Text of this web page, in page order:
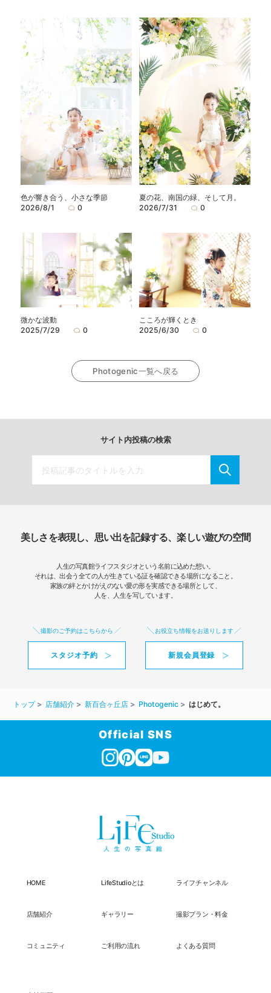
色が響き合う、小さな季節
2026/8/1
0
夏の花、南国の緑、そして月。
2026/7/31
0
微かな波動
2025/7/29
0
こころが輝くとき
2025/6/30
0
Photogenic一覧へ戻る
サイト内投稿の検索
美しさを表現し、思い出を記録する、楽しい遊びの空間
人生の写真館ライフスタジオという名前に込めた想い。
それは、出会う全ての人が生きている証を確認できる場所になること。
家族の絆とかけがえのない愛の形を実感できる場所として、
人を、人生を写しています。
撮影のご予約はこちらから
スタジオ予約
お役立ち情報をお送りします
新規会員登録
トップ 店舗紹介 新百合ヶ丘店 Photogenic はじめて。
Official SNS
HOME LifeStudioとは ライフチャンネル
店舗紹介 ギャラリー 撮影プラン・料金
コミュニティ ご利用の流れ よくある質問